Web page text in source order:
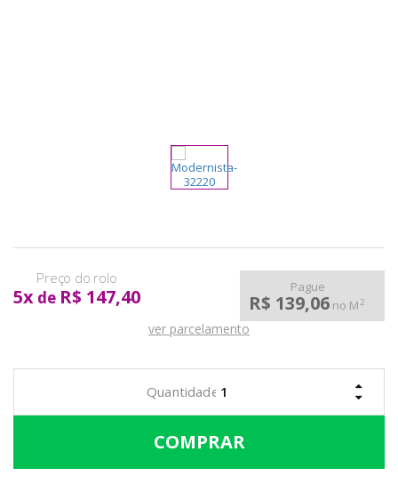
5x de R$ 147,40 Pague
R$ 139,06 no M2
ver parcelamento